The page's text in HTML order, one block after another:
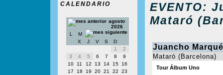
CALENDARIO
agosto
2026
L
M
X
J V S
D
1
2
3
4 5 6 7 8
9
10
11 12 13 14 15
16
17
18 19 20 21 22
23
EVENTO:
Mataró
Juancho
Mataró (Barcelona)
Tour Álbum Uno